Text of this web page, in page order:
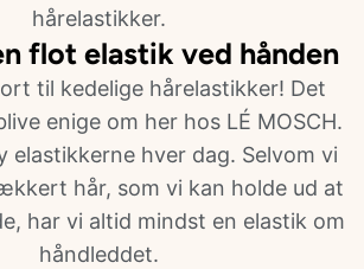
hårelastikker.
flot elastik ved hånden
til kedelige hårelastikker! Det
enige om her hos LÉ MOSCH.
elastikkerne hver dag. Selvom vi
hår, som vi kan holde ud at
har vi altid mindst en elastik om
håndleddet.